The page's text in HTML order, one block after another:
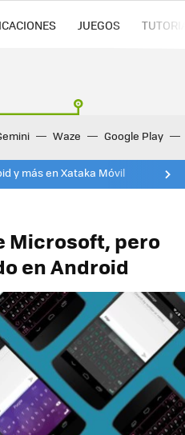
JUEGOS
Waze Google Play
y más en Xataka Móvil
Microsoft, pero
en Android